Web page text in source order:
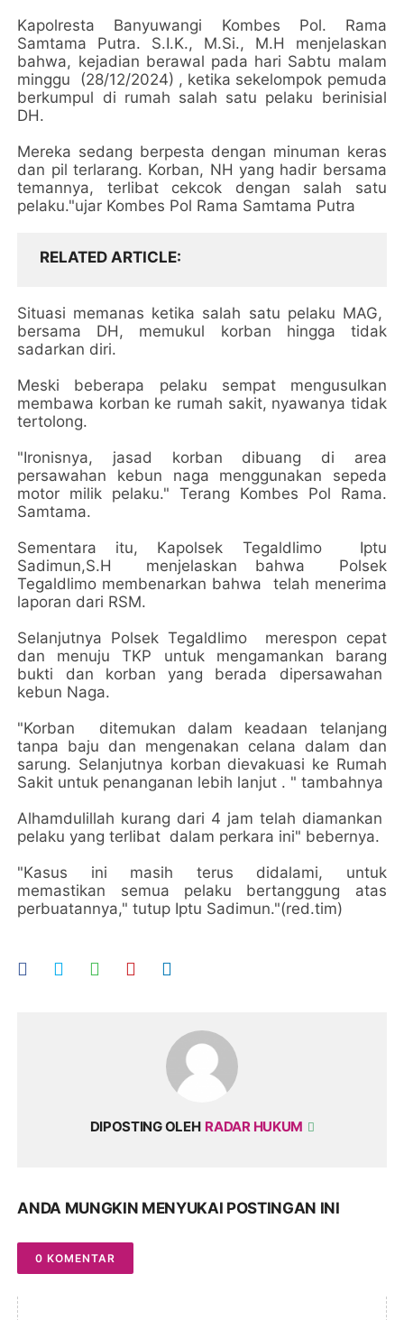
Kapolresta Banyuwangi Kombes Pol. Rama
Samtama Putra. S.I.K., M.Si., M.H menjelaskan
bahwa, kejadian berawal pada hari Sabtu malam
minggu (28/12/2024) , ketika sekelompok pemuda
berkumpul di rumah salah satu pelaku berinisial
DH.
Mereka sedang berpesta dengan minuman keras
dan pil terlarang. Korban, NH yang hadir bersama
temannya, terlibat cekcok dengan salah satu
pelaku."ujar Kombes Pol Rama Samtama Putra
RELATED ARTICLE
Situasi memanas ketika salah satu pelaku MAG,
bersama DH, memukul korban hingga tidak
sadarkan diri.
Meski beberapa pelaku sempat mengusulkan
membawa korban ke rumah sakit, nyawanya tidak
tertolong.
"Ironisnya, jasad korban dibuang di area
persawahan kebun naga menggunakan sepeda
motor milik pelaku." Terang Kombes Pol Rama.
Samtama.
Sementara itu, Kapolsek Tegaldlimo Iptu
Sadimun,S.H menjelaskan bahwa Polsek
Tegaldlimo membenarkan bahwa telah menerima
laporan dari RSM.
Selanjutnya Polsek Tegaldlimo merespon cepat
dan menuju TKP untuk mengamankan barang
bukti dan korban yang berada dipersawahan
kebun Naga.
"Korban ditemukan dalam keadaan telanjang
tanpa baju dan mengenakan celana dalam dan
sarung. Selanjutnya korban dievakuasi ke Rumah
Sakit untuk penanganan lebih lanjut . " tambahnya
Alhamdulillah kurang dari 4 jam telah diamankan
pelaku yang terlibat dalam perkara ini" bebernya.
"Kasus ini masih terus didalami, untuk
memastikan semua pelaku bertanggung atas
perbuatannya," tutup Iptu Sadimun."(red.tim)
DIPOSTING OLEH RADAR HUKUM
ANDA MUNGKIN MENYUKAI POSTINGAN INI
0 KOMENTAR